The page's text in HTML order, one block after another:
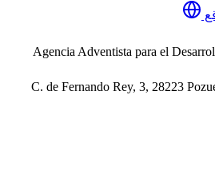
Agencia Adventista para el
C. de Fernando Rey, 3, 28223